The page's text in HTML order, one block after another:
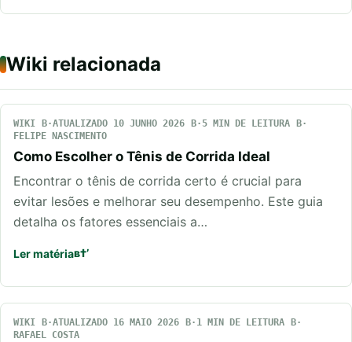
Wiki relacionada
WIKI ATUALIZADO 10 JUNHO 2026
5 MIN DE LEITURA
FELIPE NASCIMENTO
Como Escolher o Tênis de Corrida Ideal
Encontrar o tênis de corrida certo é crucial para
evitar lesões e melhorar seu desempenho. Este guia
detalha os fatores essenciais a…
Ler matéria
WIKI ATUALIZADO 16 MAIO 2026
1 MIN DE LEITURA
RAFAEL COSTA